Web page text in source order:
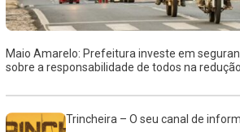
Maio Amarelo: Prefeitura investe em
sobre a responsabilidade de todos na redução
Trincheira – O seu canal de